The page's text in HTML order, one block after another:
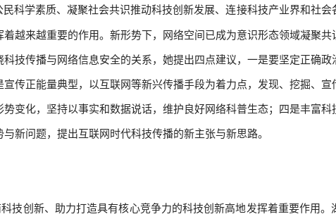
科学素质、凝聚社会共识推动科技创新发展、连接科技产业界和社会
越来越重要的作用。新形势下，网络空间已成为意识形态领域凝聚共
技传播与网络信息安全的关系，她提出四点建议，一是要坚定正确
传正能量典型，以互联网等新兴传播手段为着力点，发现、挖掘、宣
变化，坚持以事实和数据说话，维护良好网络科普生态；四是丰富科
新问题，提出互联网时代科技传播的新主张与新思路。
创新、助力打造具有核心竞争力的科技创新高地发挥着重要作用。